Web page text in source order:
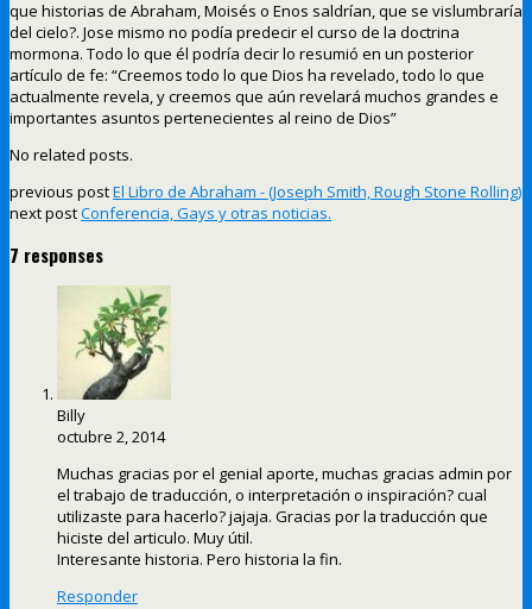
que historias de Abraham, Moisés o Enos saldrían, que se vislumbraría
del cielo?. Jose mismo no podía predecir el curso de la doctrina
mormona. Todo lo que él podría decir lo resumió en un posterior
artículo de fe: “Creemos todo lo que Dios ha revelado, todo lo que
actualmente revela, y creemos que aún revelará muchos grandes e
importantes asuntos pertenecientes al reino de Dios”
No related posts.
previous postEl Libro de Abraham - (Joseph Smith, Rough Stone Rolling)
next postConferencia, Gays y otras noticias.
7 responses
Billy
octubre 2, 2014
Muchas gracias por el genial aporte, muchas gracias admin por
el trabajo de traducción, o interpretación o inspiración? cual
utilizaste para hacerlo? jajaja. Gracias por la traducción que
hiciste del articulo. Muy útil.
Interesante historia. Pero historia la fin.
Responder